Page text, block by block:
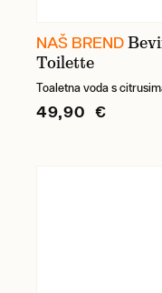
NAŠ BREND
Toilette
Toaletna voda s
49,90 €